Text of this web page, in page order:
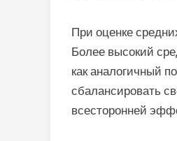
При оценке
Более высокий
как аналогичный
сбалансировать
всесторонней